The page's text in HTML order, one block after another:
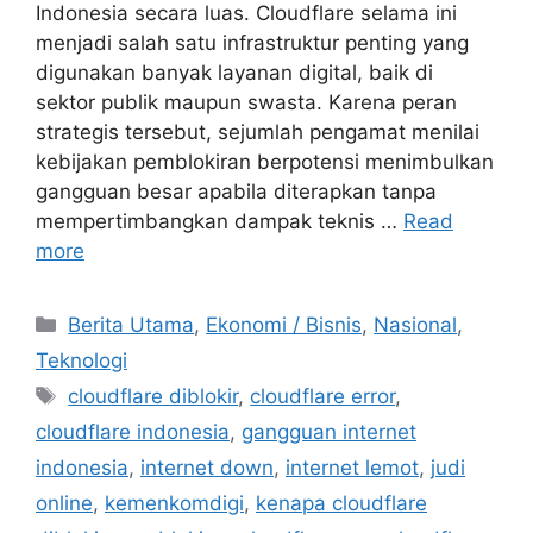
Indonesia secara luas. Cloudflare selama ini
menjadi salah satu infrastruktur penting yang
digunakan banyak layanan digital, baik di
sektor publik maupun swasta. Karena peran
strategis tersebut, sejumlah pengamat menilai
kebijakan pemblokiran berpotensi menimbulkan
gangguan besar apabila diterapkan tanpa
mempertimbangkan dampak teknis … Read
more
C
a
e
g
o
r
Berita Utama, Ekonomi / Bisnis, Nasional,
Teknologi
T
a
s
cloudflare diblokir, cloudflare error,
cloudflare indonesia, gangguan internet
indonesia, internet down, internet lemot, judi
online, kemenkomdigi, kenapa cloudflare